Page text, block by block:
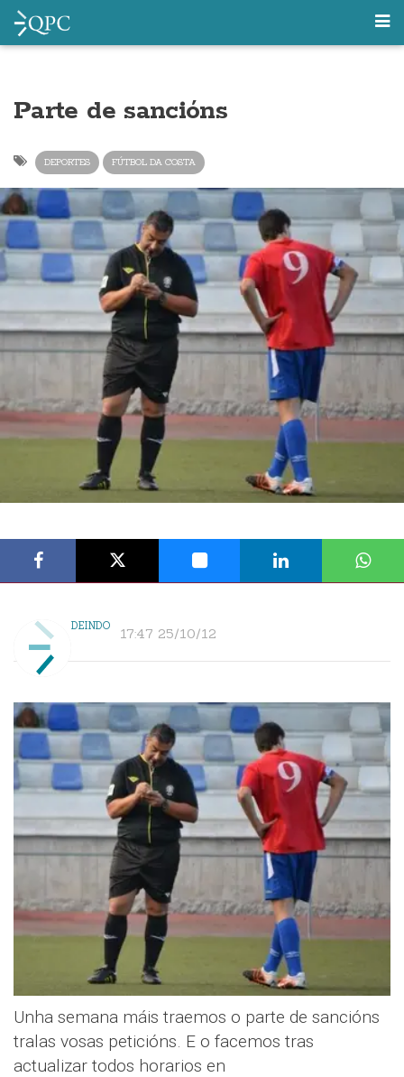
Parte de sancións
DEPORTES FÚTBOL DA COSTA
DEINDO 17:47 25/10/12
Unha semana máis traemos o parte de sancións
tralas vosas peticións. E o facemos tras
actualizar todos horarios en